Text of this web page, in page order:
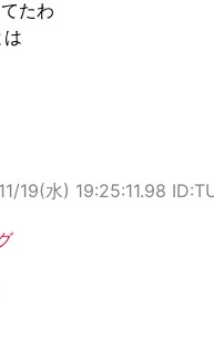
たわ
19(水) 19:25:11.98